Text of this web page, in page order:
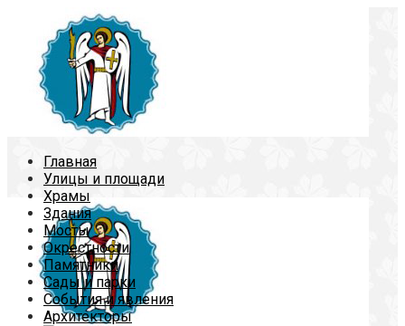
Главная
Улицы и площади
Храмы
Здания
Мосты
Окрестности
Памятники
Сады и парки
События и явления
Архитекторы